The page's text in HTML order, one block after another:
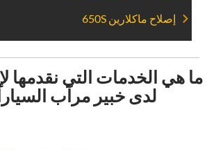
‏إصلاح ماكلارين 650S‏
‏ما هي الخدمات التي نقدمها
لدى خبير مرآب